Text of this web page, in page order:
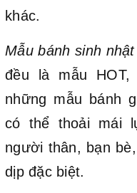
khác.
Mẫu bánh sinh nhật
đều là mẫu
những mẫu bánh
có thể thoải mái
người thân, bạn
dịp đặc biệt.